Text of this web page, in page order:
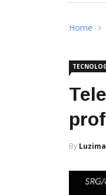
Home
By